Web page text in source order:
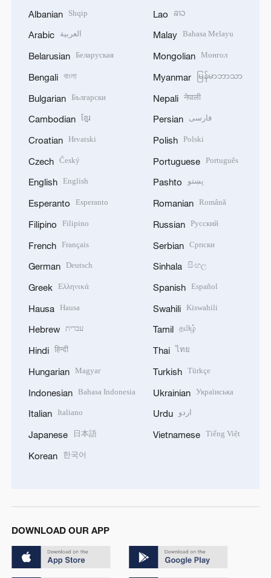
Albanian Shqip
Arabic العربية
Belarusian Беларуская
Bengali বাংলা
Bulgarian Български
Cambodian ខ្មែរ
Croatian Hrvatski
Czech Český
English English
Esperanto Esperanto
Filipino Filipino
French Français
German Deutsch
Greek Ελληνικά
Hausa Hausa
Hebrew עברית
Hindi हिन्दी
Hungarian Magyar
Indonesian Bahasa Indonesia
Italian Italiano
Japanese 日本語
Korean 한국어
Lao ລາວ
Malay Bahasa Melayu
Mongolian Монгол
Myanmar မြန်မာဘာသာ
Nepali नेपाली
Persian فارسی
Polish Polski
Portuguese Português
Pashto پښتو
Romanian Română
Russian Русский
Serbian Српски
Sinhala සිංහල
Spanish Español
Swahili Kiswahili
Tamil தமிழ்
Thai ไทย
Turkish Türkçe
Ukrainian Українська
Urdu اردو
Vietnamese Tiếng Việt
DOWNLOAD OUR APP